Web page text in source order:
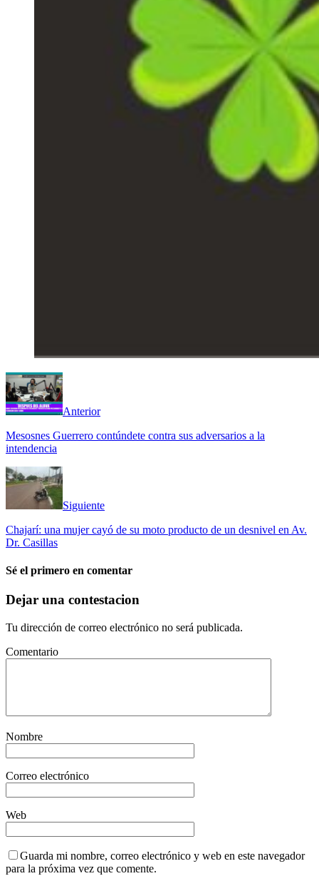
Anterior
Mesosnes Guerrero contúndete contra sus adversarios a la
intendencia
Siguiente
Chajarí: una mujer cayó de su moto producto de un desnivel en Av.
Dr. Casillas
Sé el primero en comentar
Dejar una contestacion
Tu dirección de correo electrónico no será publicada.
Comentario
Nombre
Correo electrónico
Web
Guarda mi nombre, correo electrónico y web en este navegador
para la próxima vez que comente.